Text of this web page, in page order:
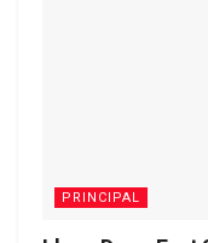
PRINCIPAL